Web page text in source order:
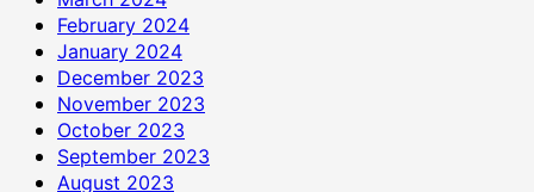
February 2024
January 2024
December 2023
November 2023
October 2023
September 2023
August 2023